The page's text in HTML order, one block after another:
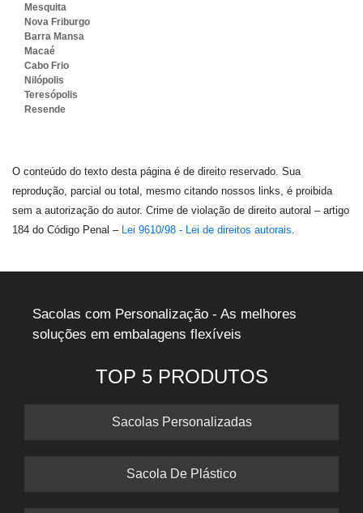
Mesquita
Nova Friburgo
Barra Mansa
Macaé
Cabo Frio
Nilópolis
Teresópolis
Resende
O conteúdo do texto desta página é de direito reservado. Sua
reprodução, parcial ou total, mesmo citando nossos links, é proibida
sem a autorização do autor. Crime de violação de direito autoral – artigo
184 do Código Penal –
Lei 9610/98 - Lei de direitos autorais
Sacolas com Personalização - As melhores
soluções em embalagens flexíveis
TOP 5 PRODUTOS
Sacolas Personalizadas
Sacola De Plástico